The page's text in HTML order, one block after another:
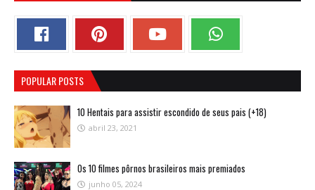
POPULAR POSTS
10 Hentais para assistir escondido de seus pais (+18)
abril 23, 2021
Os 10 filmes pôrnos brasileiros mais premiados
junho 05, 2024